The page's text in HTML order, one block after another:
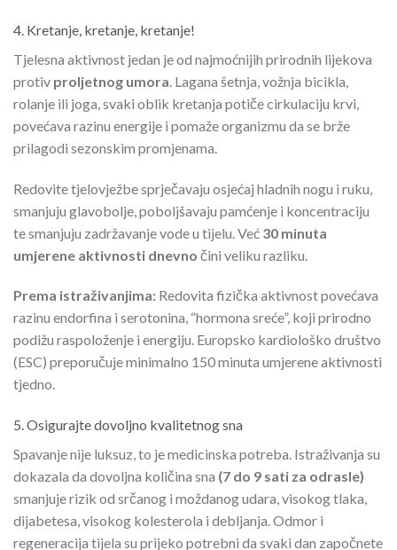
4. Kretanje, kretanje, kretanje!
Tjelesna aktivnost jedan je od najmoćnijih prirodnih lijekova
protiv proljetnog umora. Lagana šetnja, vožnja bicikla,
rolanje ili joga, svaki oblik kretanja potiče cirkulaciju krvi,
povećava razinu energije i pomaže organizmu da se brže
prilagodi sezonskim promjenama.
Redovite tjelovježbe sprječavaju osjećaj hladnih nogu i ruku,
smanjuju glavobolje, poboljšavaju pamćenje i koncentraciju
te smanjuju zadržavanje vode u tijelu. Već 30 minuta
umjerene aktivnosti dnevno čini veliku razliku.
Prema istraživanjima: Redovita fizička aktivnost povećava
razinu endorfina i serotonina, “hormona sreće”, koji prirodno
podižu raspoloženje i energiju. Europsko kardiološko društvo
(ESC) preporučuje minimalno 150 minuta umjerene aktivnosti
tjedno.
5. Osigurajte dovoljno kvalitetnog sna
Spavanje nije luksuz, to je medicinska potreba. Istraživanja su
dokazala da dovoljna količina sna (7 do 9 sati za odrasle)
smanjuje rizik od srčanog i moždanog udara, visokog tlaka,
dijabetesa, visokog kolesterola i debljanja. Odmor i
regeneracija tijela su prijeko potrebni da svaki dan započnete